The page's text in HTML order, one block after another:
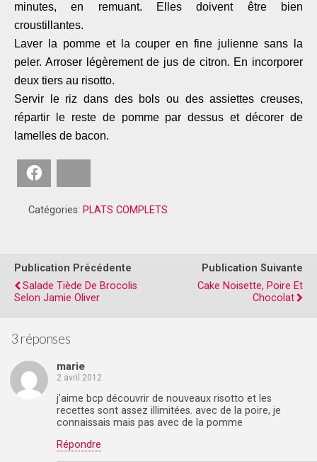
minutes, en remuant. Elles doivent être bien
croustillantes.
Laver la pomme et la couper en fine julienne sans la
peler. Arroser légèrement de jus de citron. En incorporer
deux tiers au risotto.
Servir le riz dans des bols ou des assiettes creuses,
répartir le reste de pomme par dessus et décorer de
lamelles de bacon.
Catégories: PLATS COMPLETS
Publication Précédente
Salade Tiède De Brocolis
Selon Jamie Oliver
Publication Suivante
Cake Noisette, Poire Et
Chocolat
3 réponses
marie
2 avril 2012
j’aime bcp découvrir de nouveaux risotto et les
recettes sont assez illimitées. avec de la poire, je
connaissais mais pas avec de la pomme
Répondre